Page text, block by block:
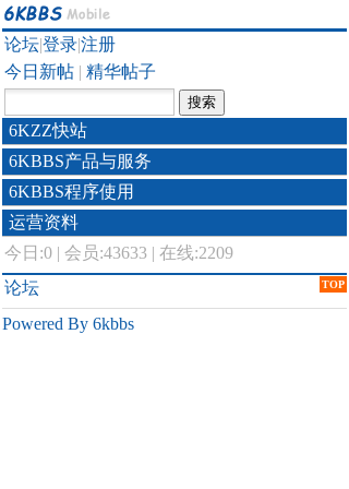
论坛|登录|注册
今日新帖 | 精华帖子
6KZZ快站
6KBBS产品与服务
6KBBS程序使用
运营资料
今日:0 | 会员:43633 | 在线:2209
TOP
论坛
Powered By 6kbbs